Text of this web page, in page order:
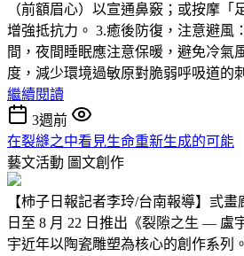
（前額眉心）以宣通鼻竅；或按摩「
增強抵抗力。 3.癒後防復，注意避風
間，夜間睡眠應注意保暖，避免冷氣
度，減少環境過敏原對脆弱呼吸道的
繼續閱讀
3週前
在裂縫之中看見生命重新生成的可能
藝文活動 圖文創作
【柿子日報記者李玲/台南報導】弎畫
日至 8 月 22 日推出《裂隙之生 — 盧
宇近年以陶瓷雕塑為核心的創作系列